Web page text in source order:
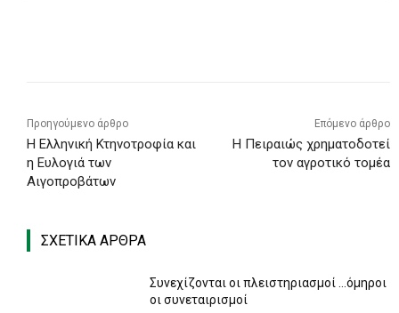
Προηγούμενο άρθρο
Η Ελληνική Κτηνοτροφία και
η Ευλογιά των
Αιγοπροβάτων
Επόμενο άρθρο
Η Πειραιώς χρηματοδοτεί
τον αγροτικό τομέα
ΣΧΕΤΙΚΑ ΑΡΘΡΑ
Συνεχίζονται οι πλειστηριασμοί …όμηροι
οι συνεταιρισμοί